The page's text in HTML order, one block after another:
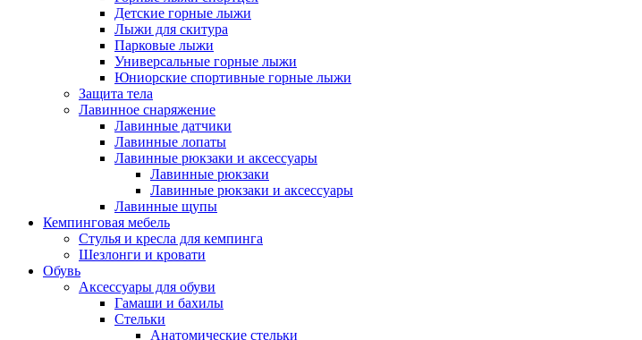
Детские горные лыжи
Лыжи для скитура
Парковые лыжи
Универсальные горные лыжи
Юниорские спортивные горные лыжи
Защита тела
Лавинное снаряжение
Лавинные датчики
Лавинные лопаты
Лавинные рюкзаки и аксессуары
Лавинные рюкзаки
Лавинные рюкзаки и аксессуары
Лавинные щупы
Кемпинговая мебель
Стулья и кресла для кемпинга
Шезлонги и кровати
Обувь
Аксессуары для обуви
Гамаши и бахилы
Стельки
Анатомические стельки